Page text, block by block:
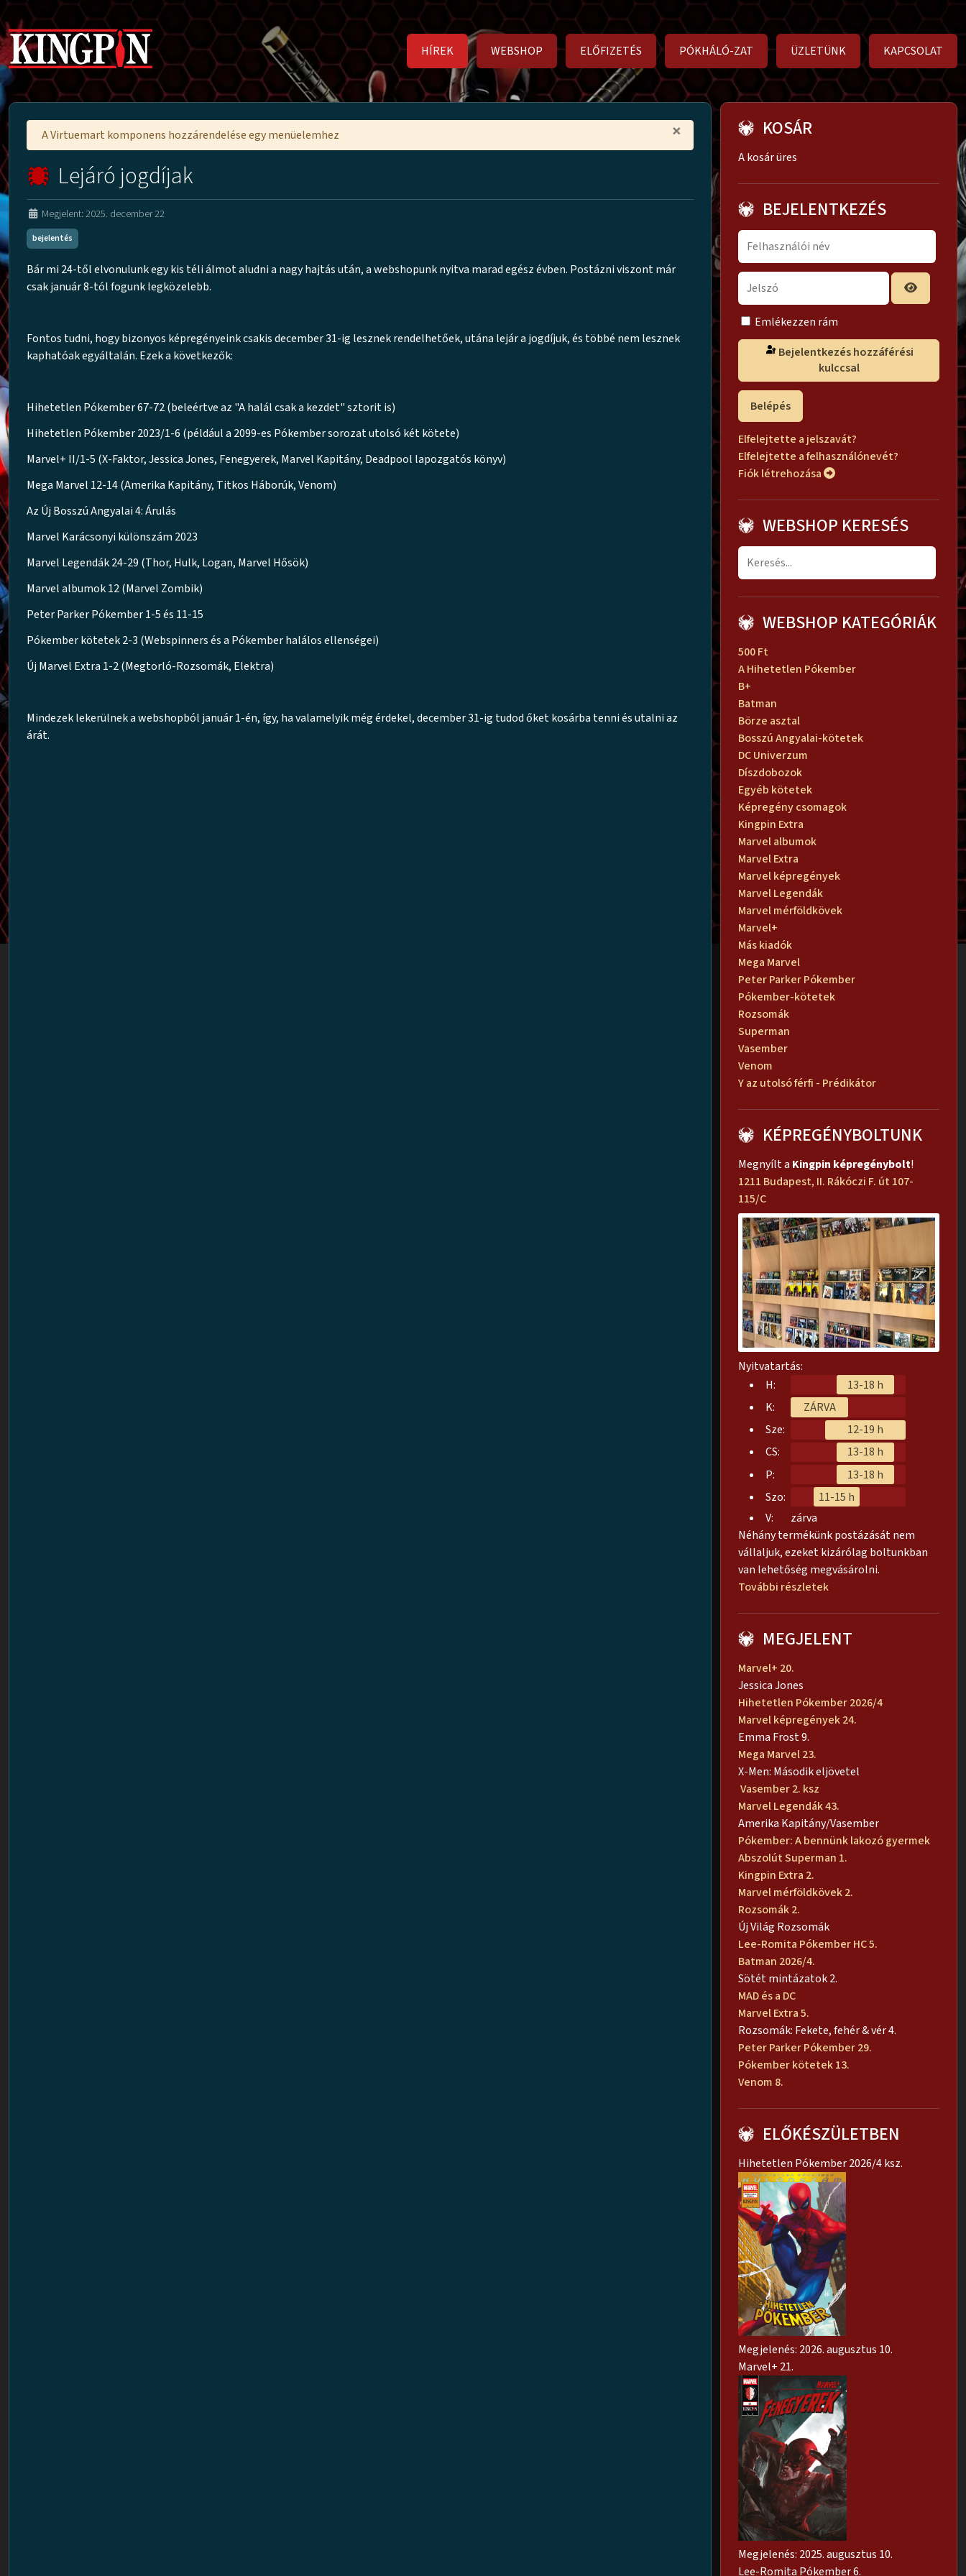
HÍREK WEBSHOP ELŐFIZETÉS PÓKHÁLÓ-ZAT ÜZLETÜNK KAPCSOLAT
×
A Virtuemart komponens hozzárendelése egy menüelemhez
Lejáró jogdíjak
Megjelent: 2025. december 22
bejelentés
Bár mi 24-től elvonulunk egy kis téli álmot aludni a nagy hajtás után, a webshopunk nyitva marad egész évben. Postázni viszont már
csak január 8-tól fogunk legközelebb.
Fontos tudni, hogy bizonyos képregényeink csakis december 31-ig lesznek rendelhetőek, utána lejár a jogdíjuk, és többé nem lesznek
kaphatóak egyáltalán. Ezek a következők:
Hihetetlen Pókember 67-72 (beleértve az "A halál csak a kezdet" sztorit is)
Hihetetlen Pókember 2023/1-6 (például a 2099-es Pókember sorozat utolsó két kötete)
Marvel+ II/1-5 (X-Faktor, Jessica Jones, Fenegyerek, Marvel Kapitány, Deadpool lapozgatós könyv)
Mega Marvel 12-14 (Amerika Kapitány, Titkos Háborúk, Venom)
Az Új Bosszú Angyalai 4: Árulás
Marvel Karácsonyi különszám 2023
Marvel Legendák 24-29 (Thor, Hulk, Logan, Marvel Hősök)
Marvel albumok 12 (Marvel Zombik)
Peter Parker Pókember 1-5 és 11-15
Pókember kötetek 2-3 (Webspinners és a Pókember halálos ellenségei)
Új Marvel Extra 1-2 (Megtorló-Rozsomák, Elektra)
Mindezek lekerülnek a webshopból január 1-én, így, ha valamelyik még érdekel, december 31-ig tudod őket kosárba tenni és utalni az
árát.
KOSÁR
A kosár üres
BEJELENTKEZÉS
Emlékezzen rám
kulccsal
Belépés
Elfelejtette a jelszavát?
Elfelejtette a felhasználónevét?
Fiók létrehozása
WEBSHOP KERESÉS
WEBSHOP KATEGÓRIÁK
500 Ft
A Hihetetlen Pókember
B+
Batman
Börze asztal
Bosszú Angyalai-kötetek
DC Univerzum
Díszdobozok
Egyéb kötetek
Képregény csomagok
Kingpin Extra
Marvel albumok
Marvel Extra
Marvel képregények
Marvel Legendák
Marvel mérföldkövek
Marvel+
Más kiadók
Mega Marvel
Peter Parker Pókember
Pókember-kötetek
Rozsomák
Superman
Vasember
Venom
Y az utolsó férfi - Prédikátor
KÉPREGÉNYBOLTUNK
Megnyílt a Kingpin képregénybolt!
1211 Budapest, II. Rákóczi F. út 107-
115/C
Nyitvatartás:
H:
13-18 h
K:
ZÁRVA
Sze:
12-19 h
CS:
13-18 h
P:
13-18 h
Szo:
11-15 h
V:
zárva
Néhány termékünk postázását nem
vállaljuk, ezeket kizárólag boltunkban
van lehetőség megvásárolni.
További részletek
MEGJELENT
Marvel+ 20.
Jessica Jones
Hihetetlen Pókember 2026/4
Marvel képregények 24.
Emma Frost 9.
Mega Marvel 23.
X-Men: Második eljövetel
Vasember 2. ksz
Marvel Legendák 43.
Amerika Kapitány/Vasember
Pókember: A bennünk lakozó gyermek
Abszolút Superman 1.
Kingpin Extra 2.
Marvel mérföldkövek 2.
Rozsomák 2.
Új Világ Rozsomák
Lee-Romita Pókember HC 5.
Batman 2026/4.
Sötét mintázatok 2.
MAD és a DC
Marvel Extra 5.
Rozsomák: Fekete, fehér & vér 4.
Peter Parker Pókember 29.
Pókember kötetek 13.
Venom 8.
ELŐKÉSZÜLETBEN
Hihetetlen Pókember 2026/4 ksz.
Megjelenés: 2026. augusztus 10.
Marvel+ 21.
Megjelenés: 2025. augusztus 10.
Lee-Romita Pókember 6.